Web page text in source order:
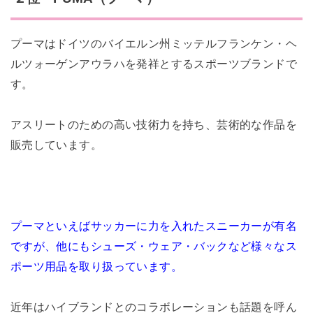
プーマはドイツのバイエルン州ミッテルフランケン・ヘ
ルツォーゲンアウラハを発祥とするスポーツブランドで
す。
アスリートのための高い技術力を持ち、芸術的な作品を
販売しています。
プーマといえばサッカーに力を入れたスニーカーが有名
ですが、他にもシューズ・ウェア・バックなど様々なス
ポーツ用品を取り扱っています。
近年はハイブランドとのコラボレーションも話題を呼ん